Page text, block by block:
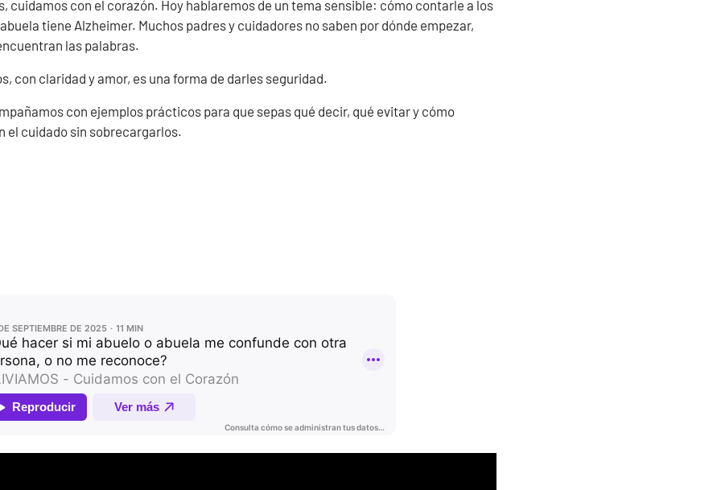
cuidamos con el corazón. Hoy hablaremos de un tema sensible: cómo contarle a los
tiene Alzheimer. Muchos padres y cuidadores no saben por dónde empezar,
las palabras.
con claridad y amor, es una forma de darles seguridad.
con ejemplos prácticos para que sepas qué decir, qué evitar y cómo
el cuidado sin sobrecargarlos.